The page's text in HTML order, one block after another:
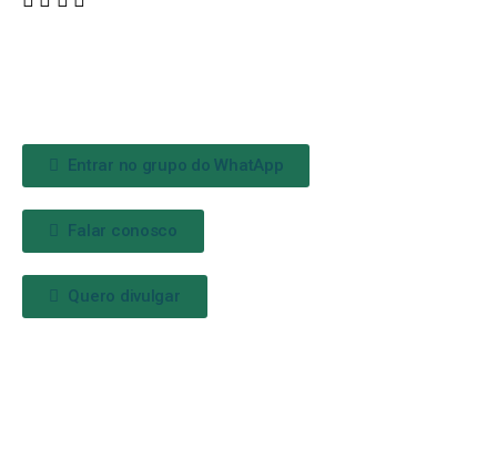
Entrar no grupo do WhatApp
Falar conosco
Quero divulgar